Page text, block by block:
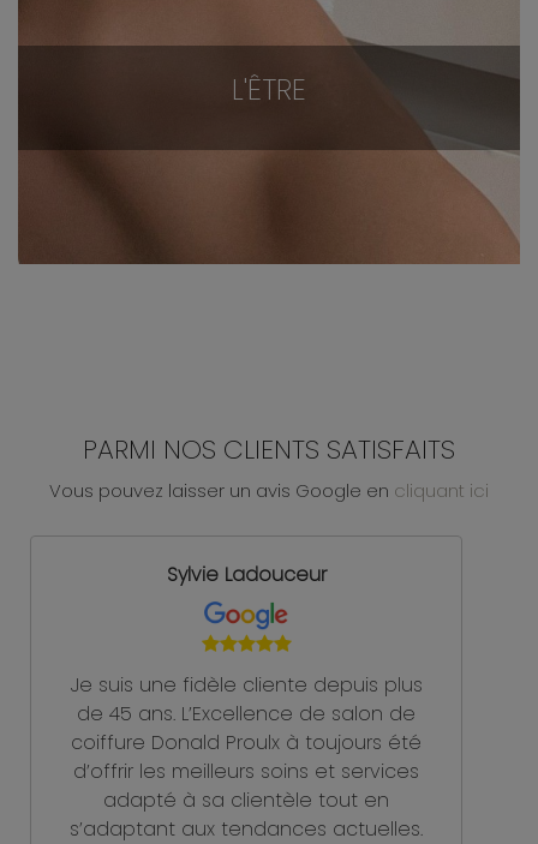
L'ÊTRE
PARMI NOS CLIENTS SATISFAITS
Vous pouvez laisser un avis Google en cliquant ici
Sylvie Ladouceur
Je suis une fidèle cliente depuis plus
de 45 ans. L’Excellence de salon de
coiffure Donald Proulx à toujours été
d’offrir les meilleurs soins et services
adapté à sa clientèle tout en
s’adaptant aux tendances actuelles.